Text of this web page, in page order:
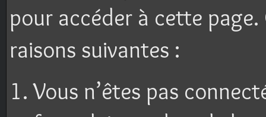
pour accéder à cette
raisons suivantes :
Vous n’êtes pas